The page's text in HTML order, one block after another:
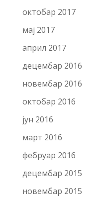
октобар 2017
мај 2017
април 2017
децембар 2016
новембар 2016
октобар 2016
јун 2016
март 2016
фебруар 2016
децембар 2015
новембар 2015